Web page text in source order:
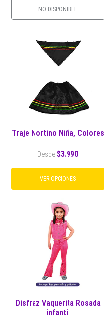
NO DISPONIBLE
Traje Nortino Niña, Colores
Desde$3.990
VER OPCIONES
Disfraz Vaquerita Rosada
infantil